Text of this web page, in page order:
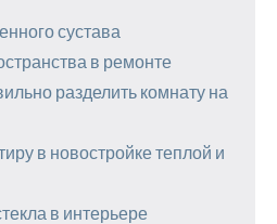
сустава
в ремонте
разделить комнату на
в новостройке теплой и
в интерьере